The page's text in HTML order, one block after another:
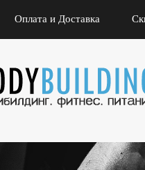
Оплата и Доставка